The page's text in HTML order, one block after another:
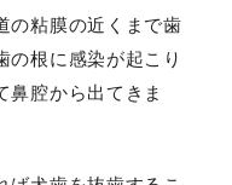
の粘膜の近くまで歯
の根に感染が起こり
鼻腔から出てきま